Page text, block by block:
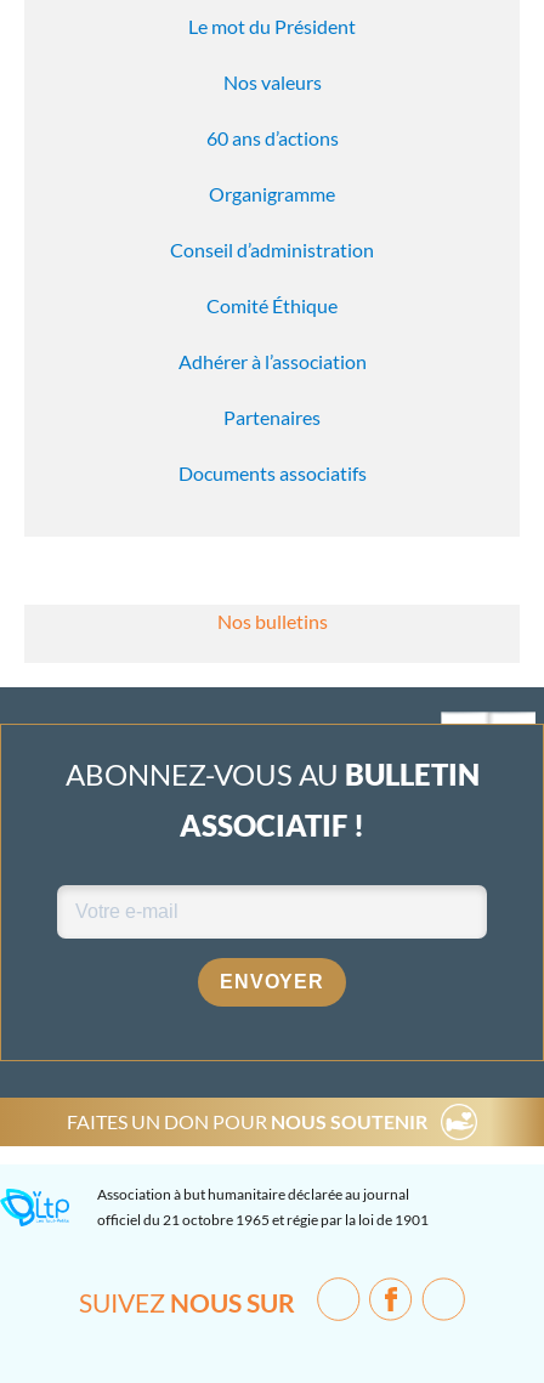
Le mot du Président
Nos valeurs
60 ans d’actions
Organigramme
Conseil d’administration
Comité Éthique
Adhérer à l’association
Partenaires
Documents associatifs
Nos bulletins
ABONNEZ-VOUS AU BULLETIN
ASSOCIATIF !
ENVOYER
FAITES UN DON POUR NOUS SOUTENIR
Association à but humanitaire déclarée au journal
officiel du 21 octobre 1965 et régie par la loi de 1901
SUIVEZ NOUS SUR